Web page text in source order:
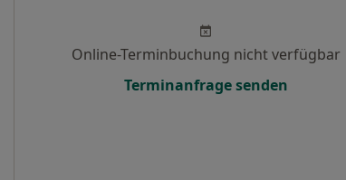
Online-Terminbuchung nicht verfügbar
Terminanfrage senden